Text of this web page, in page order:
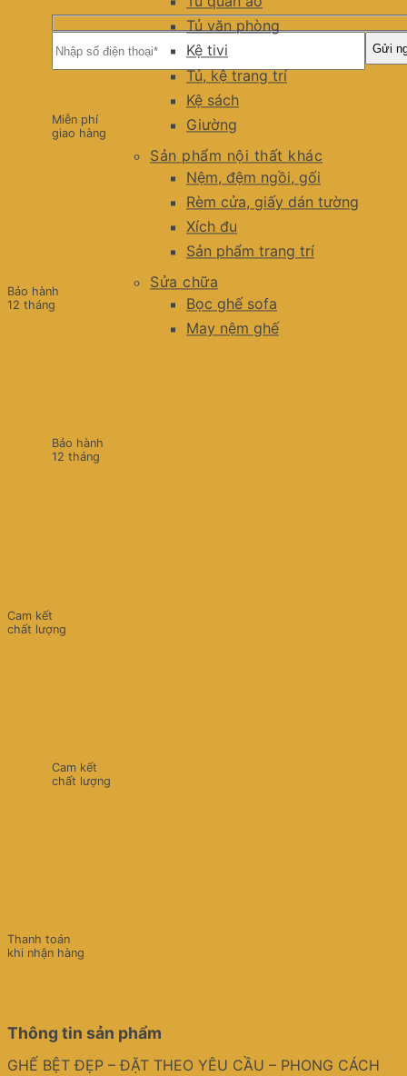
Tủ văn phòng
Kệ tivi
Tủ, kệ trang trí
Kệ sách
Giường
Sản phẩm nội thất khác
Nệm, đệm ngồi, gối
Rèm cửa, giấy dán tường
Xích đu
Sản phẩm trang trí
Sửa chữa
Bọc ghế sofa
May nệm ghế
Miễn phí
giao hàng
Bảo hành
12 tháng
Cam kết
chất lượng
Bảo hành
12 tháng
Cam kết
chất lượng
Thanh toán
khi nhận hàng
Thông tin sản phẩm
GHẾ BỆT ĐẸP – ĐẶT THEO YÊU CẦU – PHONG CÁCH